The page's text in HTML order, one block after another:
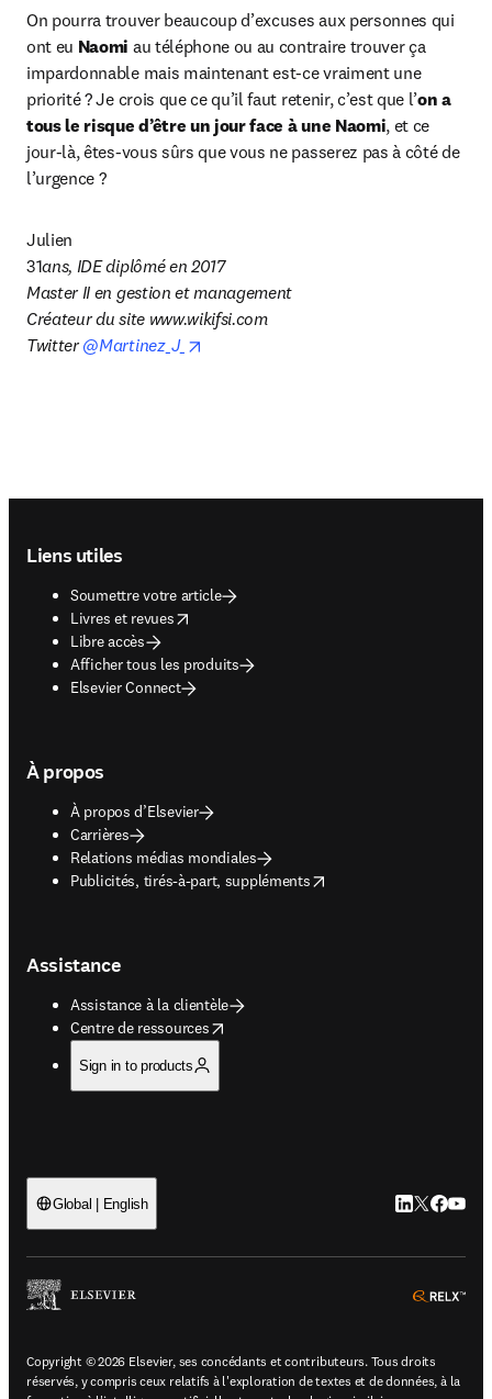
On pourra trouver beaucoup d’excuses aux personnes qui
ont eu Naomi au téléphone ou au contraire trouver ça
impardonnable mais maintenant est-ce vraiment une
priorité ? Je crois que ce qu’il faut retenir, c’est que l’on a
tous le risque d’être un jour face à une Naomi, et ce
jour-là, êtes-vous sûrs que vous ne passerez pas à côté de
l’urgence ?
Julien
31ans, IDE diplômé en 2017
Master II en gestion et management
Créateur du site www.wikifsi.com
Twitter @Martinez_J_
Liens utiles
Soumettre votre article
Livres et revues
opens in new tab/window
Libre accès
Afficher tous les produits
Elsevier Connect
À propos
À propos d’Elsevier
Carrières
Relations médias mondiales
Publicités, tirés-à-part, suppléments
opens in new tab/window
Assistance
Assistance à la clientèle
Centre de ressources
opens in new tab/window
Sign in to products
Global | English LinkedIn
Twitter
Copyright © 2026 Elsevier, ses concédants et contributeurs. Tous droits
réservés, y compris ceux relatifs à l'exploration de textes et de données, à la